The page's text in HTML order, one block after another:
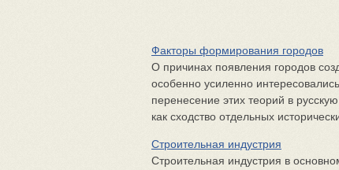
Факторы формирования городов
О причинах появления городов
особенно усиленно
перенесение этих теорий в
как сходство отдельных
Строительная индустрия
Строительная индустрия в